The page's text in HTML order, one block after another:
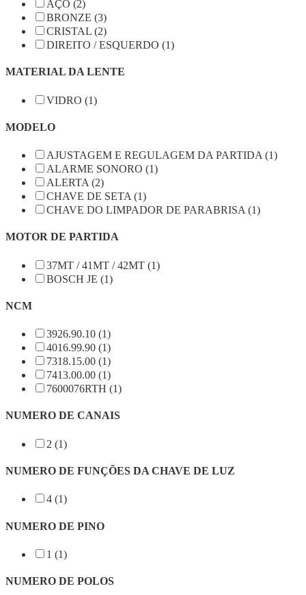
AÇO (2)
BRONZE (3)
CRISTAL (2)
DIREITO / ESQUERDO (1)
MATERIAL DA LENTE
VIDRO (1)
MODELO
AJUSTAGEM E REGULAGEM DA PARTIDA (1)
ALARME SONORO (1)
ALERTA (2)
CHAVE DE SETA (1)
CHAVE DO LIMPADOR DE PARABRISA (1)
MOTOR DE PARTIDA
37MT / 41MT / 42MT (1)
BOSCH JE (1)
NCM
3926.90.10 (1)
4016.99.90 (1)
7318.15.00 (1)
7413.00.00 (1)
7600076RTH (1)
NUMERO DE CANAIS
2 (1)
NUMERO DE FUNÇÕES DA CHAVE DE LUZ
4 (1)
NUMERO DE PINO
1 (1)
NUMERO DE POLOS